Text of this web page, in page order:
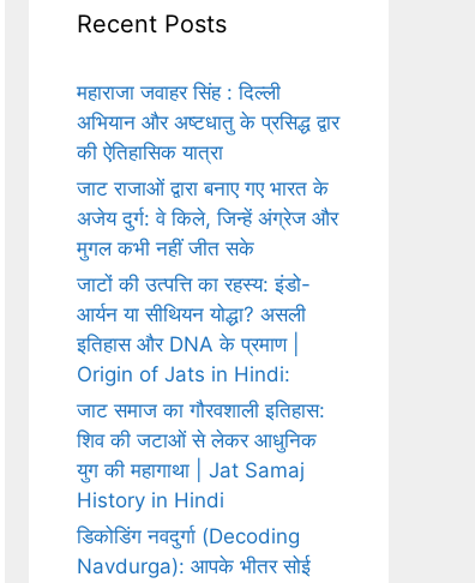
Recent Posts
महाराजा जवाहर सिंह : दिल्ली
अभियान और अष्टधातु के प्रसिद्ध द्वार
की ऐतिहासिक यात्रा
जाट राजाओं द्वारा बनाए गए भारत के
अजेय दुर्ग: वे किले, जिन्हें अंग्रेज और
मुगल कभी नहीं जीत सके
जाटों की उत्पत्ति का रहस्य: इंडो-
आर्यन या सीथियन योद्धा? असली
इतिहास और DNA के प्रमाण |
Origin of Jats in Hindi:
जाट समाज का गौरवशाली इतिहास:
शिव की जटाओं से लेकर आधुनिक
युग की महागाथा | Jat Samaj
History in Hindi
डिकोडिंग नवदुर्गा (Decoding
Navdurga): आपके भीतर सोई